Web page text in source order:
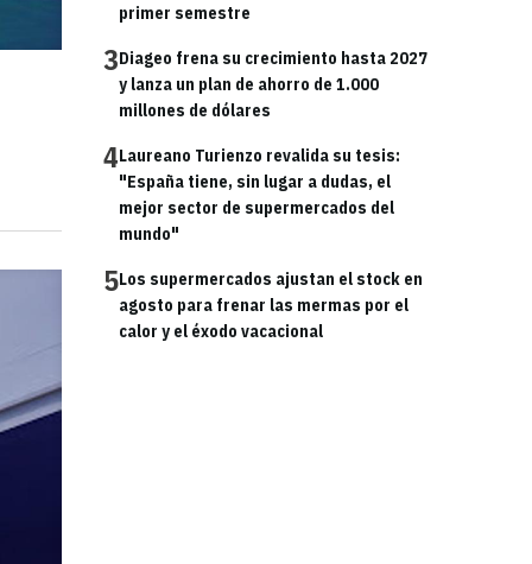
primer semestre
3Diageo frena su crecimiento hasta 2027
y lanza un plan de ahorro de 1.000
millones de dólares
4Laureano Turienzo revalida su tesis:
"España tiene, sin lugar a dudas, el
mejor sector de supermercados del
mundo"
5Los supermercados ajustan el stock en
agosto para frenar las mermas por el
calor y el éxodo vacacional